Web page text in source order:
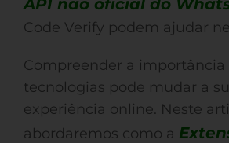
API não oficial do
Code Verify podem ajudar
Compreender a importância
tecnologias pode mudar a
experiência online. Neste
abordaremos como a